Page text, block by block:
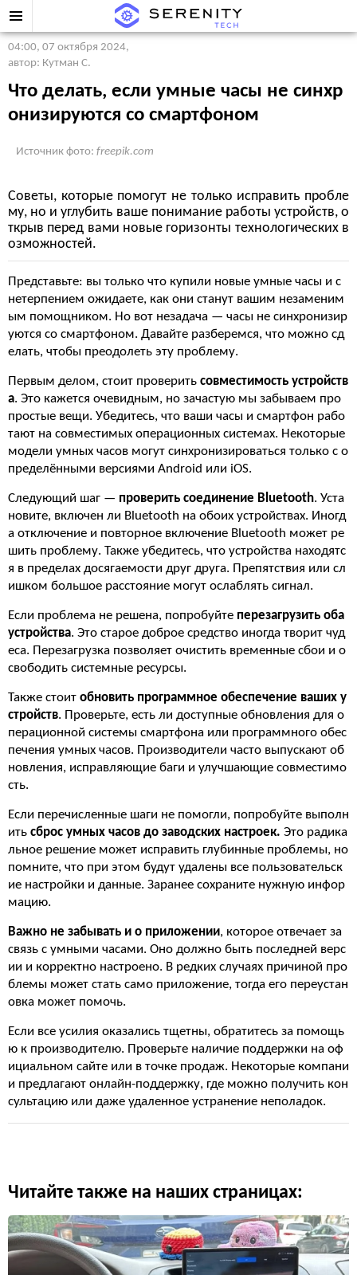
04:00, 07 октября 2024,
автор: Кутман С.
Что делать, если умные часы не синхр
онизируются со смартфоном
Источник фото: freepik.com
Советы, которые помогут не только исправить пробле
му, но и углубить ваше понимание работы устройств, о
ткрыв перед вами новые горизонты технологических в
озможностей.
Представьте: вы только что купили новые умные часы и с
нетерпением ожидаете, как они станут вашим незаменим
ым помощником. Но вот незадача — часы не синхронизир
уются со смартфоном. Давайте разберемся, что можно сд
елать, чтобы преодолеть эту проблему.
Первым делом, стоит проверить совместимость устройств
а. Это кажется очевидным, но зачастую мы забываем про
простые вещи. Убедитесь, что ваши часы и смартфон рабо
тают на совместимых операционных системах. Некоторые
модели умных часов могут синхронизироваться только с о
пределёнными версиями Android или iOS.
Следующий шаг — проверить соединение Bluetooth. Уста
новите, включен ли Bluetooth на обоих устройствах. Иногд
а отключение и повторное включение Bluetooth может ре
шить проблему. Также убедитесь, что устройства находятс
я в пределах досягаемости друг друга. Препятствия или сл
ишком большое расстояние могут ослаблять сигнал.
Если проблема не решена, попробуйте перезагрузить оба
устройства. Это старое доброе средство иногда творит чуд
еса. Перезагрузка позволяет очистить временные сбои и о
свободить системные ресурсы.
Также стоит обновить программное обеспечение ваших у
стройств. Проверьте, есть ли доступные обновления для о
перационной системы смартфона или программного обес
печения умных часов. Производители часто выпускают об
новления, исправляющие баги и улучшающие совместимо
сть.
Если перечисленные шаги не помогли, попробуйте выполн
ить сброс умных часов до заводских настроек. Это радика
льное решение может исправить глубинные проблемы, но
помните, что при этом будут удалены все пользовательск
ие настройки и данные. Заранее сохраните нужную инфор
мацию.
Важно не забывать и о приложении, которое отвечает за
связь с умными часами. Оно должно быть последней верс
ии и корректно настроено. В редких случаях причиной про
блемы может стать само приложение, тогда его переустан
овка может помочь.
Если все усилия оказались тщетны, обратитесь за помощь
ю к производителю. Проверьте наличие поддержки на оф
ициальном сайте или в точке продаж. Некоторые компани
и предлагают онлайн-поддержку, где можно получить кон
сультацию или даже удаленное устранение неполадок.
Читайте также на наших страницах: